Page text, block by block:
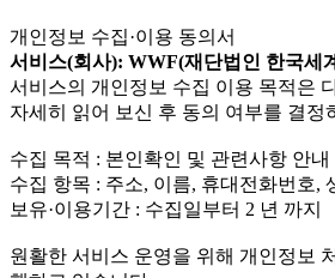
개인정보 수집·이용 동의서
서비스(회사): WWF(재단법인 한국세
서비스의 개인정보 수집 이용 목적은
자세히 읽어 보신 후 동의 여부를 결정
수집 목적 : 본인확인 및 관련사항 안내
수집 항목 : 주소, 이름, 휴대전화번호,
보유·이용기간 : 수집일부터 2 년 까지
원활한 서비스 운영을 위해 개인정보